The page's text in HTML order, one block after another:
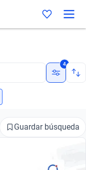
4
Guardar búsqueda